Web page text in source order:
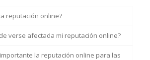
reputación online?
verse afectada mi reputación online?
la reputación online para las